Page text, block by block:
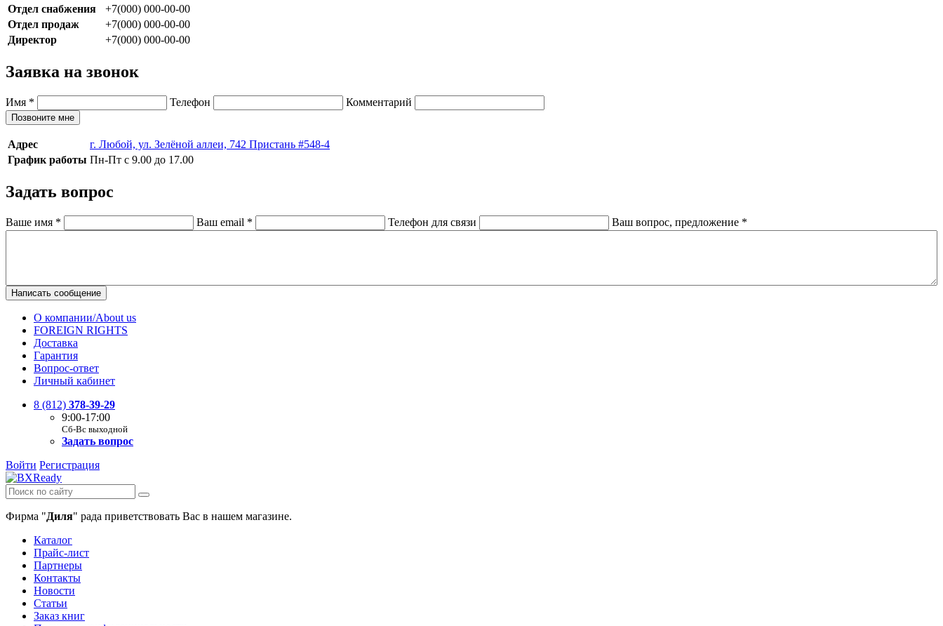
Отдел снабжения
+7(000) 000-00-00
Отдел продаж
+7(000) 000-00-00
Директор
+7(000) 000-00-00
Заявка на звонок
Имя * Телефон Комментарий
Позвоните мне
Адрес
г. Любой, ул. Зелёной аллеи, 742 Пристань #548-4
График работы Пн-Пт с 9.00 до 17.00
Задать вопрос
Ваше имя * Ваш email * Телефон для связи Ваш вопрос, предложение *
Написать сообщение
О компании/About us
FOREIGN RIGHTS
Доставка
Гарантия
Вопрос-ответ
Личный кабинет
8 (812) 378-39-29
9:00-17:00
Сб-Вс выходной
Задать вопрос
Войти Регистрация
Фирма "Диля" рада приветствовать Вас в нашем магазине.
Каталог
Прайс-лист
Партнеры
Контакты
Новости
Статьи
Заказ книг